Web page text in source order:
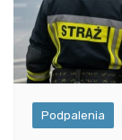
Podpalenia